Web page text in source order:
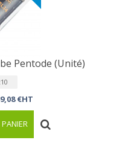
Pentode (Unité)
€HT
PANIER